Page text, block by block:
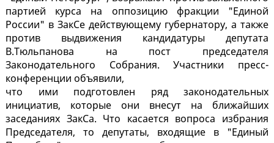
партией курса на оппозицию фракции "Единой
России" в ЗакСе действующему губернатору, а также
против выдвижения кандидатуры депутата
В.Тюльпанова на пост председателя
Законодательного Собрания. Участники пресс-
конференции объявили,
что ими подготовлен ряд законодательных
инициатив, которые они внесут на ближайших
заседаниях ЗакСа. Что касается вопроса избрания
Председателя, то депутаты, входящие в "Единый